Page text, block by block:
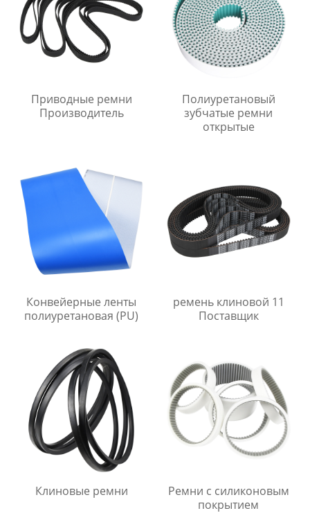
Приводные ремни
Производитель
Полиуретановый
зубчатые ремни
открытые
Конвейерные ленты
полиуретановая (PU)
ремень клиновой 11
Поставщик
Клиновые ремни
Ремни с силиконовым
покрытием